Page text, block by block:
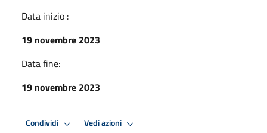
Data inizio :
19 novembre 2023
Data fine:
19 novembre 2023
Condividi Vedi azioni